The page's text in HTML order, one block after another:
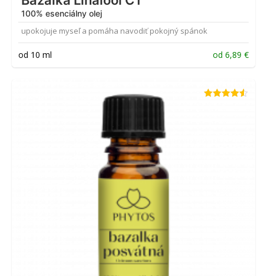
100% esenciálny olej
upokojuje myseľ a pomáha navodiť pokojný spánok
od 10 ml od 6,89 €